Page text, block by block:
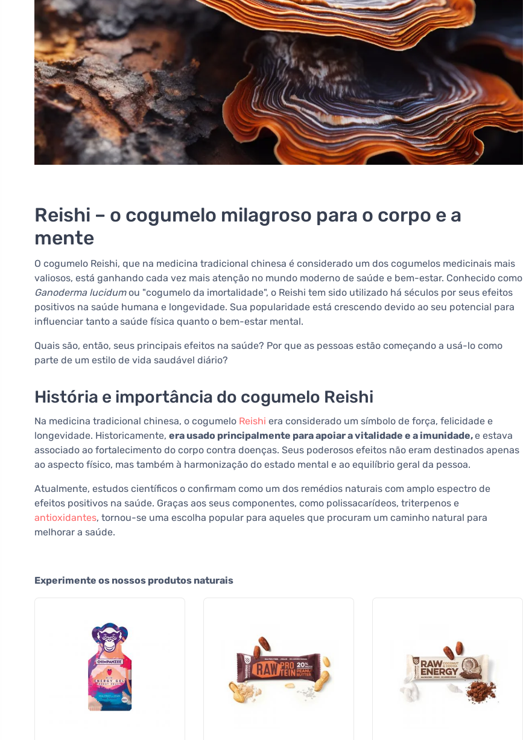
Reishi – o cogumelo milagroso para o corpo e a
mente
O cogumelo Reishi, que na medicina tradicional chinesa é considerado um dos cogumelos medicinais mais
valiosos, está ganhando cada vez mais atenção no mundo moderno de saúde e bem-estar. Conhecido como
Ganoderma lucidumou "cogumelo da imortalidade", o Reishi tem sido utilizado há séculos por seus efeitos
positivos na saúde humana e longevidade. Sua popularidade está crescendo devido ao seu potencial para
influenciar tanto a saúde física quanto o bem-estar mental.
Quais são, então, seus principais efeitos na saúde? Por que as pessoas estão começando a usá-lo como
parte de um estilo de vida saudável diário?
História e importância do cogumelo Reishi
Na medicina tradicional chinesa, o cogumelo Reishi era considerado um símbolo de força, felicidade e
longevidade. Historicamente, era usado principalmente para apoiar a vitalidade e a imunidade,e estava
associado ao fortalecimento do corpo contra doenças. Seus poderosos efeitos não eram destinados apenas
ao aspecto físico, mas também à harmonização do estado mental e ao equilíbrio geral da pessoa.
Atualmente, estudos científicos o confirmam como um dos remédios naturais com amplo espectro de
efeitos positivos na saúde. Graças aos seus componentes, como polissacarídeos, triterpenos e
antioxidantes, tornou-se uma escolha popular para aqueles que procuram um caminho natural para
melhorar a saúde.
Experimente os nossos produtos naturais